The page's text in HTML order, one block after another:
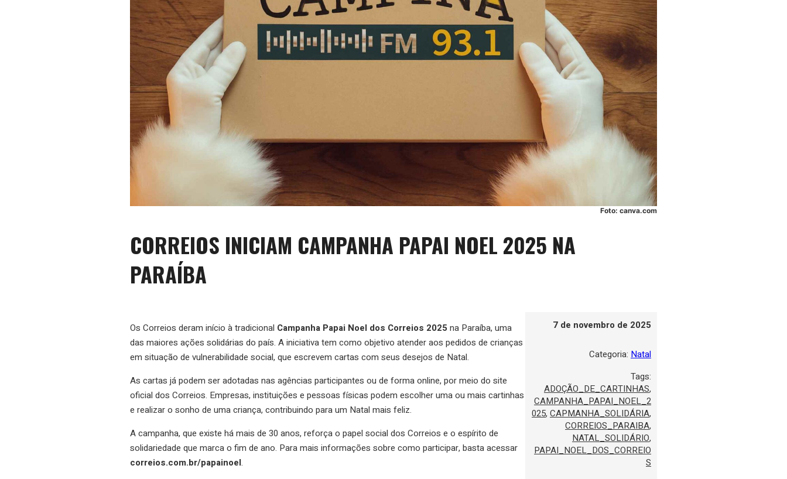
Foto: canva.com
CORREIOS INICIAM CAMPANHA PAPAI NOEL 2025 NA
PARAÍBA
Os Correios deram início à tradicional Campanha Papai Noel dos Correios 2025 na Paraíba, uma
das maiores ações solidárias do país. A iniciativa tem como objetivo atender aos pedidos de crianças
em situação de vulnerabilidade social, que escrevem cartas com seus desejos de Natal.
As cartas já podem ser adotadas nas agências participantes ou de forma online, por meio do site
oficial dos Correios. Empresas, instituições e pessoas físicas podem escolher uma ou mais cartinhas
e realizar o sonho de uma criança, contribuindo para um Natal mais feliz.
A campanha, que existe há mais de 30 anos, reforça o papel social dos Correios e o espírito de
solidariedade que marca o fim de ano. Para mais informações sobre como participar, basta acessar
correios.com.br/papainoel.
7 de novembro de 2025
Categoria: Natal
Tags:
ADOÇÃO_DE_CARTINHAS,
CAMPANHA_PAPAI_NOEL_2
025, CAPMANHA_SOLIDÁRIA,
CORREIOS_PARAIBA,
NATAL_SOLIDÁRIO,
PAPAI_NOEL_DOS_CORREIO
S